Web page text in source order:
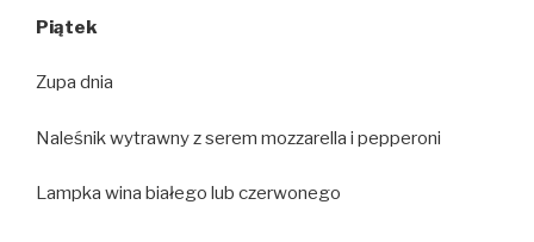
Piątek
Zupa dnia
Naleśnik wytrawny z serem mozzarella i pepperoni
Lampka wina białego lub czerwonego